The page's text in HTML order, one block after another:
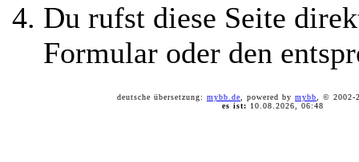
Du rufst diese Seite
Formular oder den
deutsche übersetzung: mybb.de , powered by mybb , ©
es ist: 10.08.2026, 06:48